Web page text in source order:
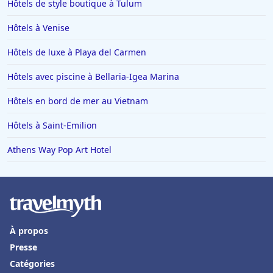
Hôtels à Valence
Hôtels à Risoul
Hôtels à Toulouse
Hôtels à Soorts-Hossegor
Hôtels à Saint-Gervais-les-Bains
Hôtels à Portofino
Hôtels à Cannes
Hôtels à La Ciotat
Hôtels de style boutique à Tulum
Hôtels à Venise
Hôtels de luxe à Playa del Carmen
Hôtels avec piscine à Bellaria-Igea Marina
Hôtels en bord de mer au Vietnam
Hôtels à Saint-Emilion
Athens Way Pop Art Hotel
À propos
Presse
Catégories